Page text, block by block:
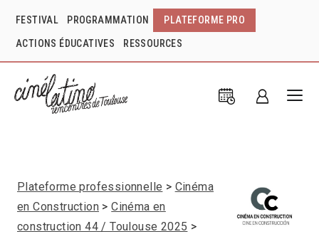
FESTIVAL PROGRAMMATION PLATEFORME PRO
ACTIONS ÉDUCATIVES RESSOURCES
Plateforme professionnelle
Cinéma
en Construction
Cinéma en
construction 44 / Toulouse 2025